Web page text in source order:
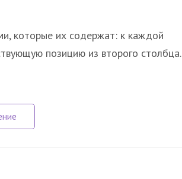
которые их содержат: к каждой
позицию из второго столбца.